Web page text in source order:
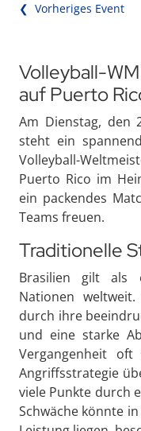
❮ Vorheriges Event
Volleyball-
auf Puerto
Am Dienstag, den
steht ein
Volleyball-
Puerto Rico im
ein packendes
Teams freuen.
Traditionelle
Brasilien gilt als
Nationen
durch ihre
und eine starke
Vergangenheit
Angriffsstrategie
viele Punkte durch
Schwäche könnte